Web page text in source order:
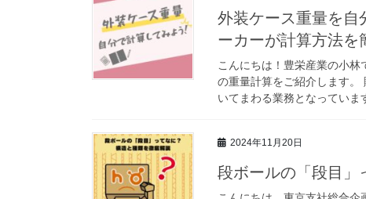
外装ケース重量を自
ーカーが計算方法を
こんにちは！豊栄産業の小林
の重量計算をご紹介します。
いてまわる業務となってい
2024年11月20日
段ボールの「段目」